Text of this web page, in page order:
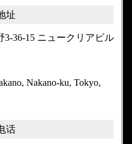
址
3-36-15 ニュークリアビル
Nakano-ku, Tokyo,
话